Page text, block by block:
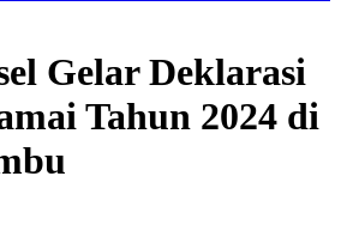
Gelar Deklarasi
Tahun 2024 di